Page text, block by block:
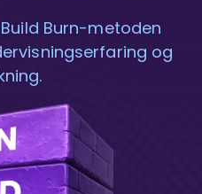
Burn-metoden
og